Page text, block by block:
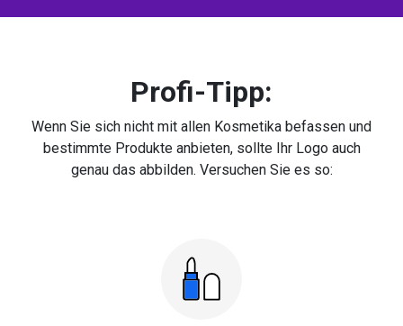
Profi-Tipp:
Wenn Sie sich nicht mit allen Kosmetika befassen und
bestimmte Produkte anbieten, sollte Ihr Logo auch
genau das abbilden. Versuchen Sie es so: